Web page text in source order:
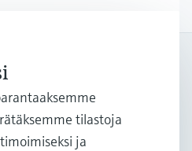
aikaa My
nyt
tilastoja
ja